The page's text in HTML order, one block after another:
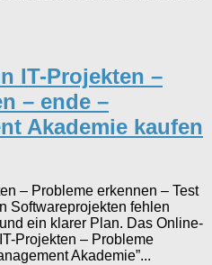
IT-Projekten –
– ende –
Akademie kaufen
– Probleme erkennen – Test
Softwareprojekten fehlen
ein klarer Plan. Das Online-
Projekten – Probleme
Akademie”...